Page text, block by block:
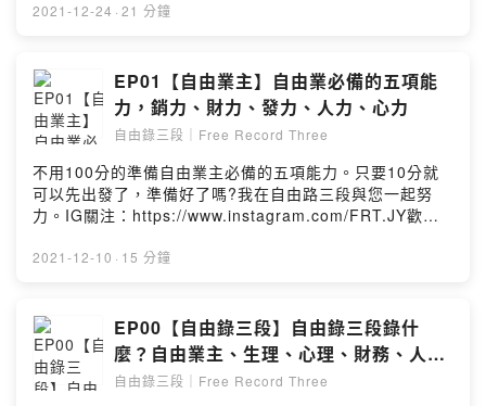
小額贊助支持本節目：
https://open.firstory.me/story/ckxj84hlj18uk0902slvo4
wp6?m=comment自由錄三段｜Free Record ThreeIG關
注：https://www.instagram.com/FRT.JY歡迎五星評論留
言，聽大家回饋是我錄製的動力~Powered by Firstory
Hosting
2021-12-24 · 21 分鐘
EP01【自由業主】自由業必備的五項能
力，銷力、財力、發力、人力、心力
自由錄三段｜Free Record Three
不用100分的準備自由業主必備的五項能力。只要10分就
可以先出發了，準備好了嗎?我在自由路三段與您一起努
力。IG關注：https://www.instagram.com/FRT.JY歡迎
Free Record Three留言告訴我你對這一集的想法：
2021-12-10 · 15 分鐘
EP00【自由錄三段】自由錄三段錄什
麼？自由業主、生理、心理、財務、人生
自由議題...
自由錄三段｜Free Record Three